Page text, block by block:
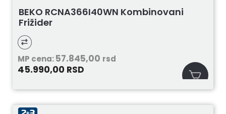
BEKO RCNA366I40WN Kombinovani
Frižider
MP cena:57.845,00 rsd
45.990,00 RSD